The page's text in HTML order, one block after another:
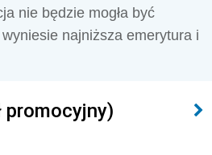
nie będzie mogła być
najniższa emerytura i
promocyjny)